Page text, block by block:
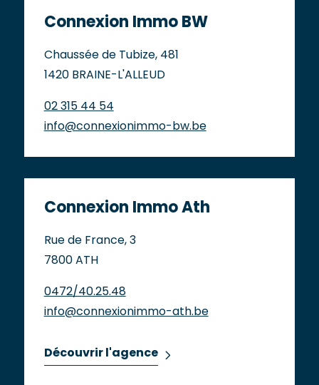
Connexion Immo BW
Chaussée de Tubize, 481
1420 BRAINE-L'ALLEUD
02 315 44 54
info@connexionimmo-bw.be
Connexion Immo Ath
Rue de France, 3
7800 ATH
0472/40.25.48
info@connexionimmo-ath.be
Découvrir l'agence